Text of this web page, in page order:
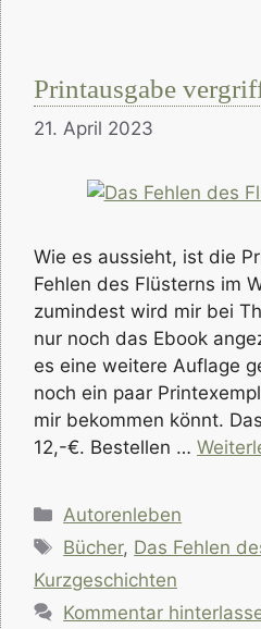
Printausgabe
21. April 2023
Wie es aussieht, ist die
Fehlen des Flüsterns im
zumindest wird mir bei
nur noch das Ebook
es eine weitere Auflage
noch ein paar
mir bekommen könnt.
12,-€. Bestellen …
Kategorien
Autorenleben
Schlagwörter
Bücher, Das Fehlen
Kurzgeschichten
Kommentar